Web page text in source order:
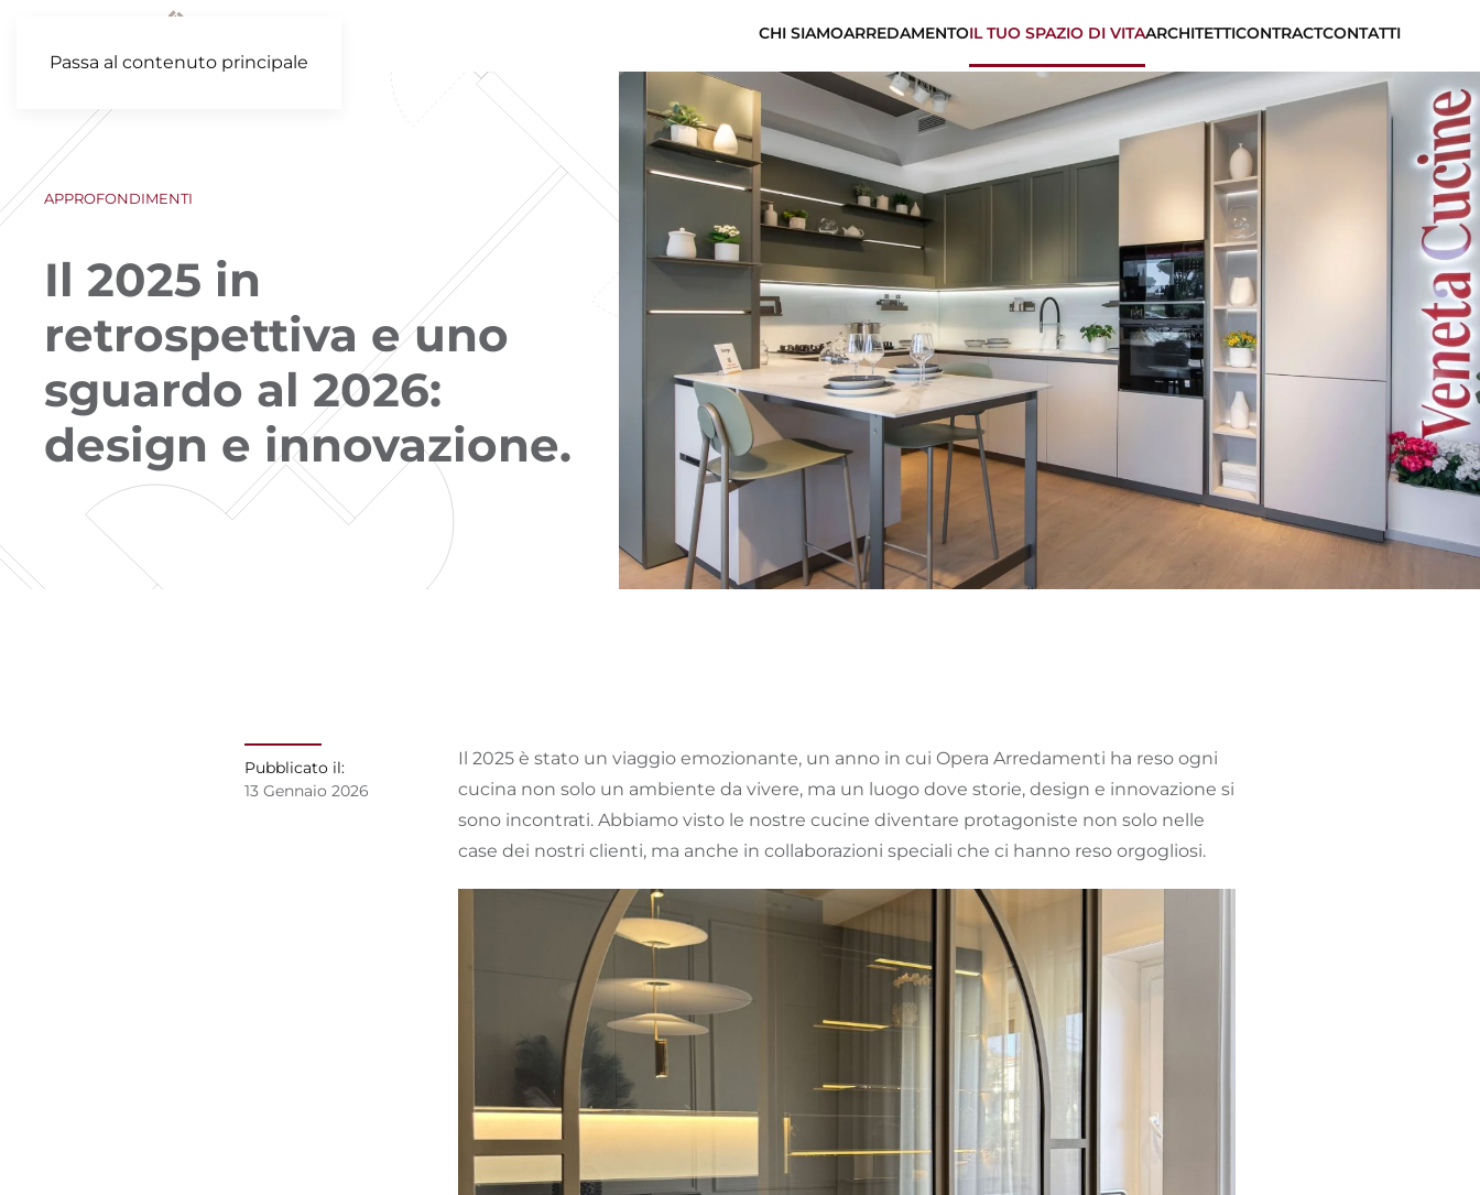
Passa al contenuto principale
CHI SIAMOARREDAMENTOIL TUO SPAZIO DI VITAARCHITETTICONTRACTCONTATTI
APPROFONDIMENTI
Il 2025 in
retrospettiva e uno
sguardo al 2026:
design e innovazione.
Pubblicato il:
13 Gennaio 2026
Il 2025 è stato un viaggio emozionante, un anno in cui Opera Arredamenti ha reso ogni
cucina non solo un ambiente da vivere, ma un luogo dove storie, design e innovazione si
sono incontrati. Abbiamo visto le nostre cucine diventare protagoniste non solo nelle
case dei nostri clienti, ma anche in collaborazioni speciali che ci hanno reso orgogliosi.